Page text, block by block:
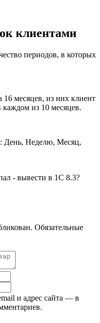
клиентами
периодов, в которых
месяцев, из них клиент
из 10 месяцев.
День, Неделю, Месяц,
Обязательные
и адрес сайта — в